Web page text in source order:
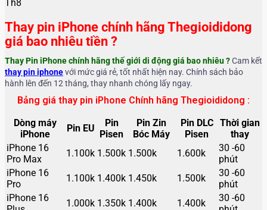
Th8
Thay pin iPhone chính hãng Thegioididong
giá bao nhiêu tiền ?
Thay Pin iPhone chính hãng thế giới di độnggiá bao nhiêu ?Cam kết
thay pin iphonevới mức giá rẻ, tốt nhất hiện nay. Chính sách bảo
hành lên đến 12 tháng, thay nhanh chóng lấy ngay.
Bảng giá thay pin iPhone Chính hãng Thegioididong :
Dòng máy
iPhone
Pin EU
Pin
Pisen
Pin Zin
Bóc Máy
Pin DLC
Pisen
Thời gian
thay
iPhone 16
Pro Max
1.100k 1.500k 1.500k 1.600k
30 -60
phút
iPhone 16
Pro
1.100k 1.400k 1.450k 1.500k
30 -60
phút
iPhone 16
1.000k 1.350k 1.400k 1.400k
30 -60